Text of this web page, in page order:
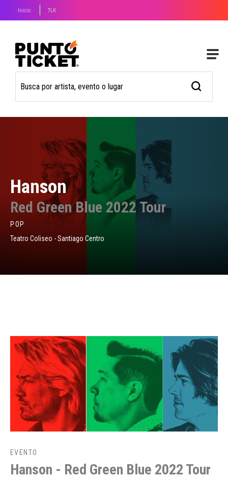
Inicio TLK
Hanson
Red Green Blue 2022 Tour
POP
Teatro Coliseo - Santiago Centro
EVENTO
Hanson - Red Green Blue 2022 Tour